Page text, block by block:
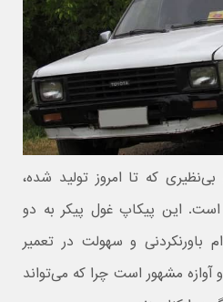
که تا امروز تولید شده،
۱۹۸۶ است. این پیکاپ غول پیکر به دو
باورنکردنی و سهولت در تعمیر
مشهور است چرا که می‌تواند